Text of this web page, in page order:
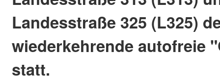
Landesstraße 325 (L325)
wiederkehrende autofreie
statt.